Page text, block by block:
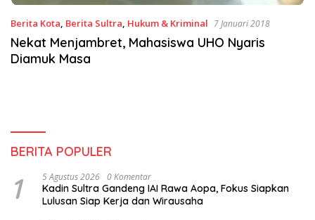
Berita Kota, Berita Sultra, Hukum & Kriminal 7 Januari 2018
Nekat Menjambret, Mahasiswa UHO Nyaris
Diamuk Masa
BERITA POPULER
1 5 Agustus 2026 0 Komentar
Kadin Sultra Gandeng IAI Rawa Aopa, Fokus Siapkan
Lulusan Siap Kerja dan Wirausaha